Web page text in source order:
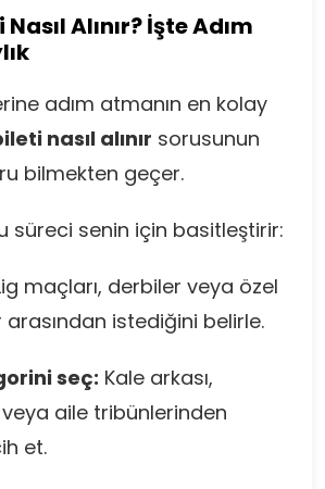
Alınır? İşte Adım
adım atmanın en kolay
nasıl alınır sorusunun
bilmekten geçer.
süreci senin için basitleştirir:
maçları, derbiler veya özel
arasından istediğini belirle.
seç: Kale arkası,
aile tribünlerinden
et.